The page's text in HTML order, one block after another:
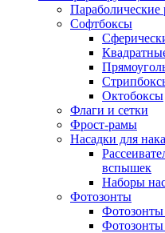
Параболические
Софтбоксы
Октобоксы
Флаги и сетки
Фрост-рамы
Насадки для
вспышек
Наборы
Фотозонты
Фотозонты